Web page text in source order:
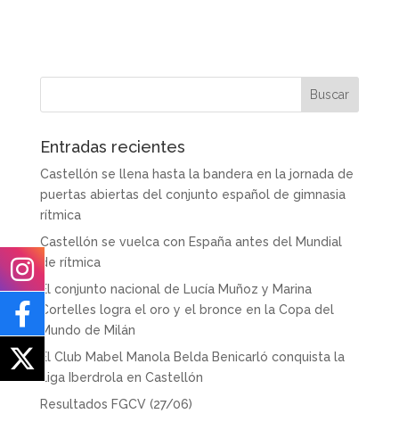
Entradas recientes
Castellón se llena hasta la bandera en la jornada de
puertas abiertas del conjunto español de gimnasia
rítmica
Castellón se vuelca con España antes del Mundial
de rítmica
El conjunto nacional de Lucía Muñoz y Marina
Cortelles logra el oro y el bronce en la Copa del
Mundo de Milán
El Club Mabel Manola Belda Benicarló conquista la
Liga Iberdrola en Castellón
Resultados FGCV (27/06)